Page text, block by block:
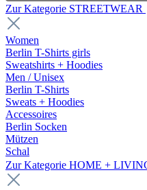
Zur Kategorie STREETWEAR
Women
Berlin T-Shirts girls
Sweatshirts + Hoodies
Men / Unisex
Berlin T-Shirts
Sweats + Hoodies
Accessoires
Berlin Socken
Mützen
Schal
Zur Kategorie HOME +